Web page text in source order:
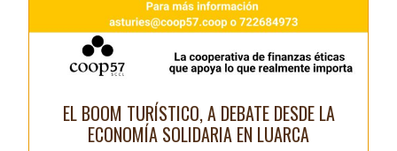
EL BOOM TURÍSTICO, A DEBATE DESDE LA
ECONOMÍA SOLIDARIA EN LUARCA